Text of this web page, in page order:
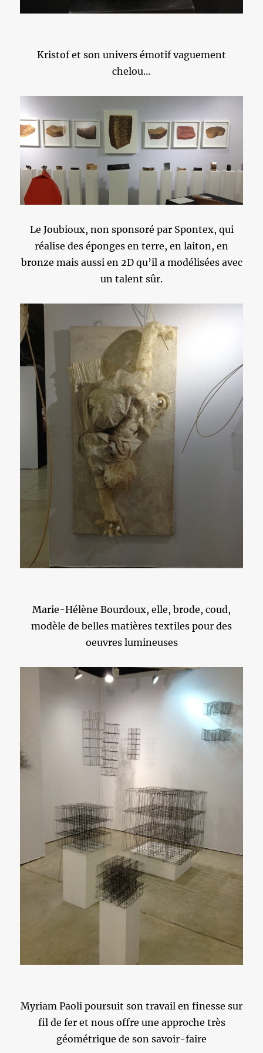
Kristof et son univers émotif vaguement
chelou…
Le Joubioux, non sponsoré par Spontex, qui
réalise des éponges en terre, en laiton, en
bronze mais aussi en 2D qu’il a modélisées avec
un talent sûr.
Marie-Hélène Bourdoux, elle, brode, coud,
modèle de belles matières textiles pour des
oeuvres lumineuses
Myriam Paoli poursuit son travail en finesse sur
fil de fer et nous offre une approche très
géométrique de son savoir-faire